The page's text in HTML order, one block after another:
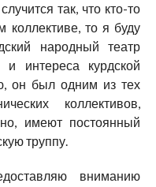
так, что кто-то
коллективе, то я буду
народный театр
интереса курдской
он был одним из тех
коллективов,
имеют постоянный
труппу.
вниманию